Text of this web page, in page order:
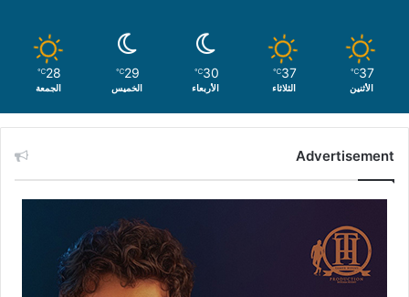
37
℃
الأثنين
37
℃
الثلاثاء
30
℃
الأربعاء
29
℃
الخميس
28
℃
الجمعة
Advertisement